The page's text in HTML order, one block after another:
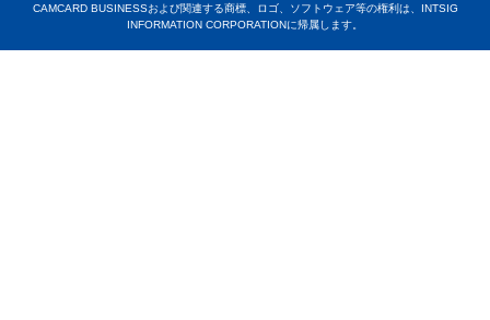
CAMCARD BUSINESSおよび関連する商標、ロゴ、ソフトウェア等の権利は、INTSIG
INFORMATION CORPORATIONに帰属します。